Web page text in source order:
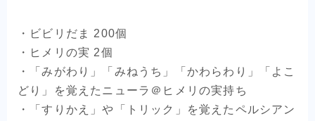
・ビビリだま 200個
・ヒメリの実 2個
・「みがわり」「みねうち」「かわらわり」「よこ
どり」を覚えたニューラ＠ヒメリの実持ち
・「すりかえ」や「トリック」を覚えたペルシアン